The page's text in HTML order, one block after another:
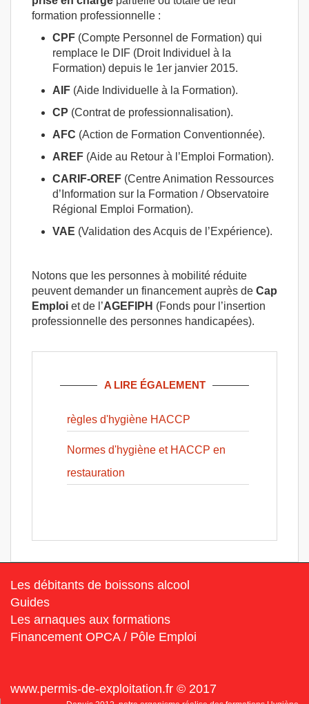
formation professionnelle :
CPF (Compte Personnel de Formation) qui
remplace le DIF (Droit Individuel à la
Formation) depuis le 1er janvier 2015.
AIF (Aide Individuelle à la Formation).
CP (Contrat de professionnalisation).
AFC (Action de Formation Conventionnée).
AREF (Aide au Retour à l’Emploi Formation).
CARIF-OREF (Centre Animation Ressources
d’Information sur la Formation / Observatoire
Régional Emploi Formation).
VAE (Validation des Acquis de l’Expérience).
Notons que les personnes à mobilité réduite
peuvent demander un financement auprès de Cap
Emploi et de l’AGEFIPH (Fonds pour l’insertion
professionnelle des personnes handicapées).
A LIRE ÉGALEMENT
règles d'hygiène HACCP
Normes d'hygiène et HACCP en
restauration
Les débitants de boissons alcool
Guides
Les arnaques aux formations
Financement OPCA / Pôle Emploi
www.permis-de-exploitation.fr © 2017